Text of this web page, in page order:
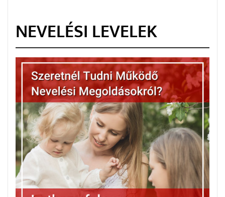
NEVELÉSI LEVELEK